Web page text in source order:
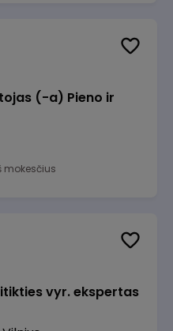
(-a) Pieno ir
mokesčius
vyr. ekspertas